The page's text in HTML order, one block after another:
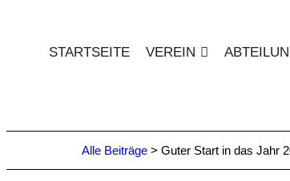
STARTSEITE VEREIN
Alle Beiträge > Guter Start in das Jahr